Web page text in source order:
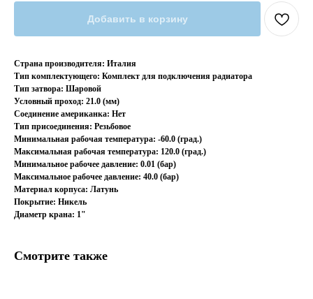
Добавить в корзину
Страна производителя: Италия
Тип комплектующего: Комплект для подключения радиатора
Тип затвора: Шаровой
Условный проход: 21.0 (мм)
Соединение американка: Нет
Тип присоединения: Резьбовое
Минимальная рабочая температура: -60.0 (град.)
Максимальная рабочая температура: 120.0 (град.)
Минимальное рабочее давление: 0.01 (бар)
Максимальное рабочее давление: 40.0 (бар)
Материал корпуса: Латунь
Покрытие: Никель
Диаметр крана: 1"
Смотрите также